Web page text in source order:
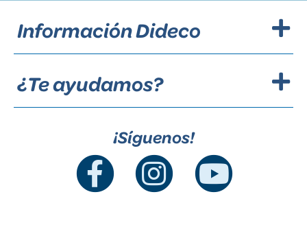
Información Dideco
¿Te ayudamos?
¡Síguenos!